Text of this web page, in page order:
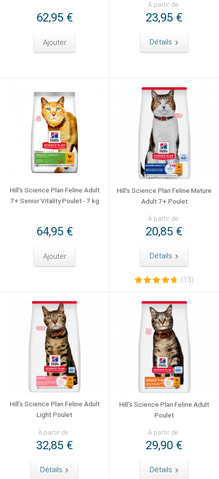
62,95 €
Ajouter
À partir de :
23,95 €
Détails
Hill's Science Plan Feline Adult
7+ Senior Vitality Poulet - 7 kg
64,95 €
Ajouter
Hill's Science Plan Feline Mature
Adult 7+ Poulet
À partir de :
20,85 €
Détails
(13)
Hill's Science Plan Feline Adult
Light Poulet
À partir de :
32,85 €
Détails
Hill's Science Plan Feline Adult
Poulet
À partir de :
29,90 €
Détails